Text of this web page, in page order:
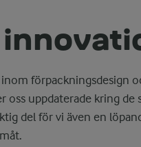
förpackningsdesign
oss uppdaterade kring
del för vi även en